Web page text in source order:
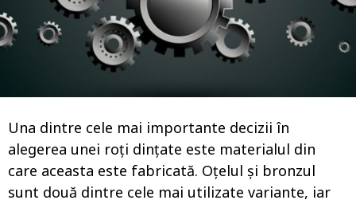
a
g
Una dintre cele mai importante decizii în
alegerea unei roți dințate este materialul din
care aceasta este fabricată. Oțelul și bronzul
sunt două dintre cele mai utilizate variante, iar